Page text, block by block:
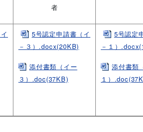
者
5号認定申請書（イ
－３）.docx(20KB)
添付書類（イー
３）.doc(37KB)
5号認定
－１）
添付書類
１）